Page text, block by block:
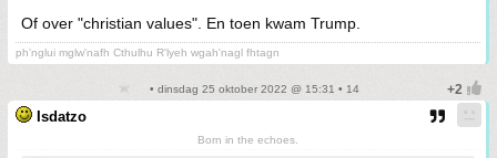
Of over "christian values". En toen kwam Trump.
ph'nglui mglw'nafh Cthulhu R'lyeh wgah'nagl fhtagn
• dinsdag 25 oktober 2022 @ 15:31 • 14
Isdatzo
Born in the echoes.